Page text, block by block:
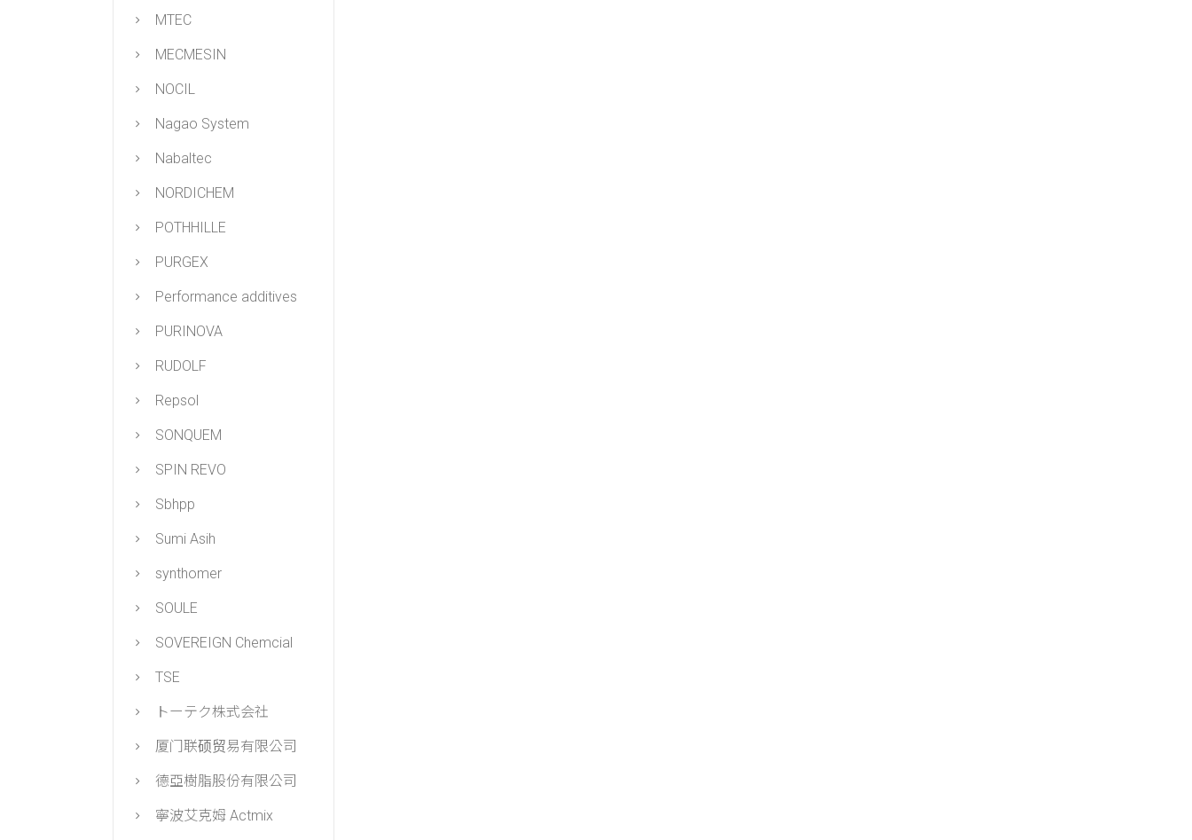
MTEC
MECMESIN
NOCIL
Nagao System
Nabaltec
NORDICHEM
POTHHILLE
PURGEX
Performance additives
PURINOVA
RUDOLF
Repsol
SONQUEM
SPIN REVO
Sbhpp
Sumi Asih
synthomer
SOULE
SOVEREIGN Chemcial
TSE
トーテク株式会社
厦门联硕贸易有限公司
德亞樹脂股份有限公司
寧波艾克姆 Actmix